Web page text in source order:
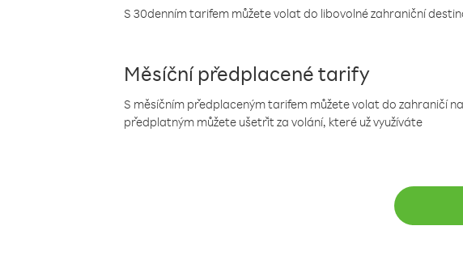
S 30denním tarifem můžete volat do libovolné zahraniční
Měsíční předplacené tarify
S měsíčním předplaceným tarifem můžete volat do zahraničí
předplatným můžete ušetřit za volání, které už využíváte